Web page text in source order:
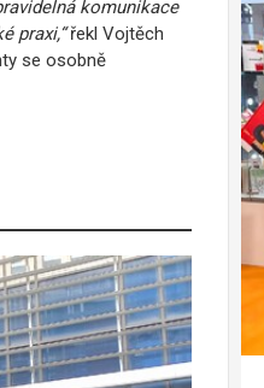
komunikace
praxi,“ řekl Vojtěch
se osobně